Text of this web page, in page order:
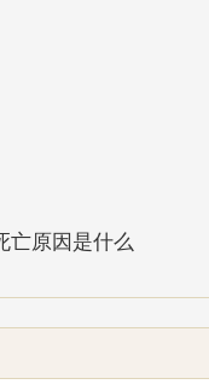
亡原因是什么